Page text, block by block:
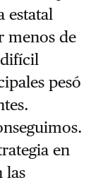
estatal
menos de
pesó
en
las